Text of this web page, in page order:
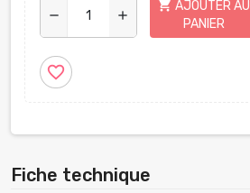
remove add
shopping_cart AJOUTER AU
PANIER
favorite_border
Fiche technique